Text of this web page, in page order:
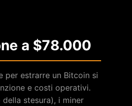
a $78.000
per estrarre un Bitcoin si
e costi operativi.
stesura), i miner